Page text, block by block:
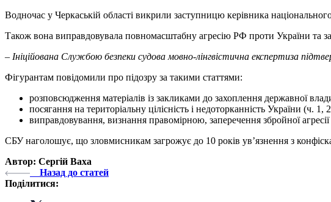
Водночас у Черкаській області викрили заступницю керівника
Також вона виправдовувала повномасштабну агресію РФ проти України та
– Ініційована Службою безпеки судова мовно-лінгвістична експертиза
Фігурантам повідомили про підозру за такими статтями:
розповсюдження матеріалів із закликами до захоплення державної
посягання на територіальну цілісність і недоторканність України (ч.
виправдовування, визнання правомірною, заперечення збройної
СБУ наголошує, що зловмисникам загрожує до 10 років увʼязнення з
Автор: Сергій Ваха
Назад до статей
Поділитися: